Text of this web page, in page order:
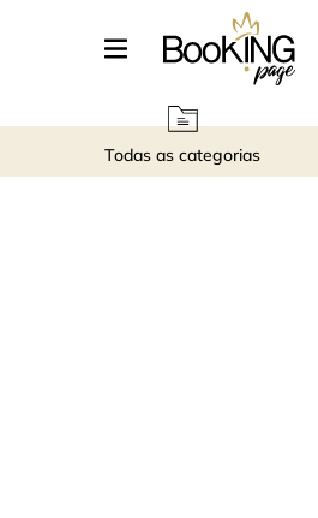
Todas as categorias